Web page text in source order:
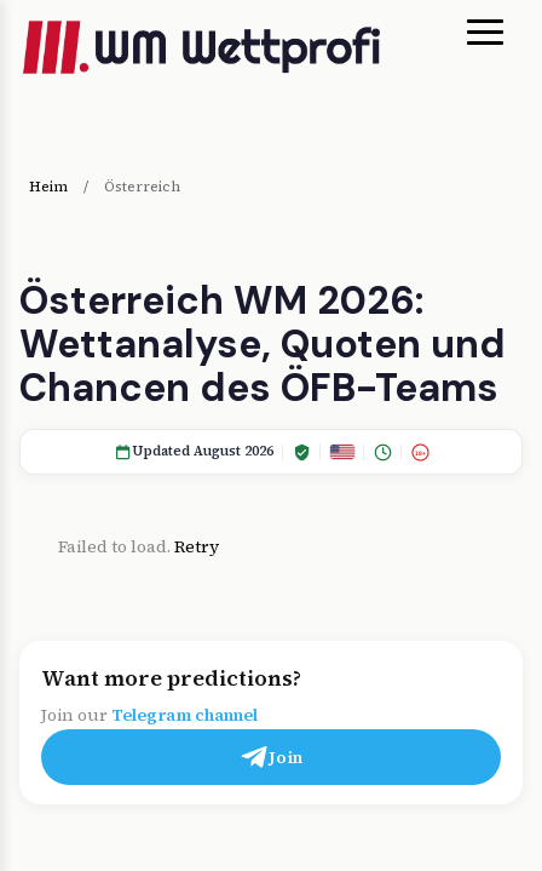
Heim / Österreich
Österreich WM 2026:
Wettanalyse, Quoten und
Chancen des ÖFB-Teams
Updated August 2026 18+
Failed to load. Retry
Want more predictions?
Join our Telegram channel
Join